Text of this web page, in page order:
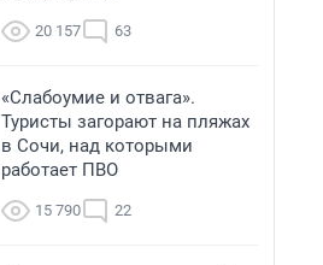
20 157 63
«Слабоумие и отвага».
Туристы загорают на пляжах
в Сочи, над которыми
работает ПВО
15 790 22